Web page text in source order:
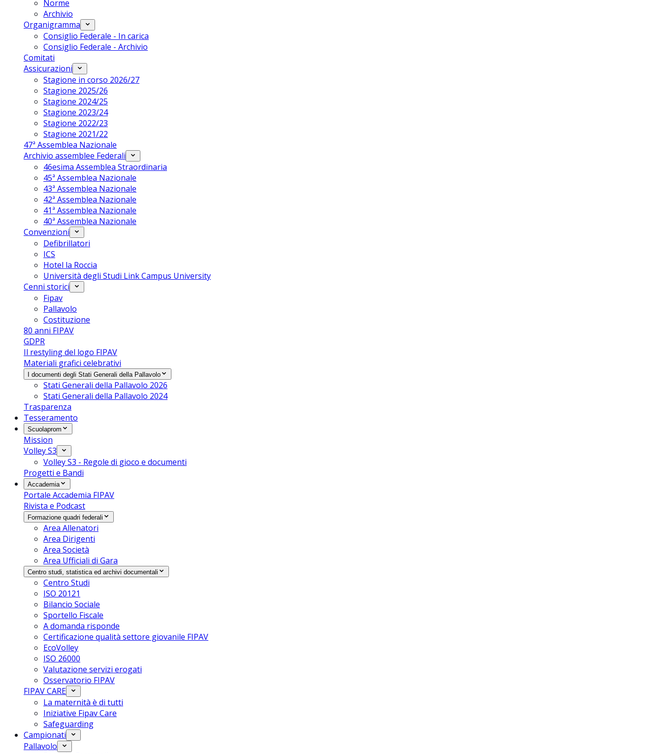
Norme
Archivio
Organigramma
Consiglio Federale - In carica
Consiglio Federale - Archivio
Comitati
Assicurazioni
Stagione in corso 2026/27
Stagione 2025/26
Stagione 2024/25
Stagione 2023/24
Stagione 2022/23
Stagione 2021/22
47ª Assemblea Nazionale
Archivio assemblee Federali
46esima Assemblea Straordinaria
45ª Assemblea Nazionale
43ª Assemblea Nazionale
42ª Assemblea Nazionale
41ª Assemblea Nazionale
40ª Assemblea Nazionale
Convenzioni
Defibrillatori
ICS
Hotel la Roccia
Università degli Studi Link Campus University
Cenni storici
Fipav
Pallavolo
Costituzione
80 anni FIPAV
GDPR
Il restyling del logo FIPAV
Materiali grafici celebrativi
I documenti degli Stati Generali della Pallavolo
Stati Generali della Pallavolo 2026
Stati Generali della Pallavolo 2024
Trasparenza
Tesseramento
Scuolaprom
Mission
Volley S3
Volley S3 - Regole di gioco e documenti
Progetti e Bandi
Accademia
Portale Accademia FIPAV
Rivista e Podcast
Formazione quadri federali
Area Allenatori
Area Dirigenti
Area Società
Area Ufficiali di Gara
Centro studi, statistica ed archivi documentali
Centro Studi
ISO 20121
Bilancio Sociale
Sportello Fiscale
A domanda risponde
Certificazione qualità settore giovanile FIPAV
EcoVolley
ISO 26000
Valutazione servizi erogati
Osservatorio FIPAV
FIPAV CARE
La maternità è di tutti
Iniziative Fipav Care
Safeguarding
Campionati
Pallavolo